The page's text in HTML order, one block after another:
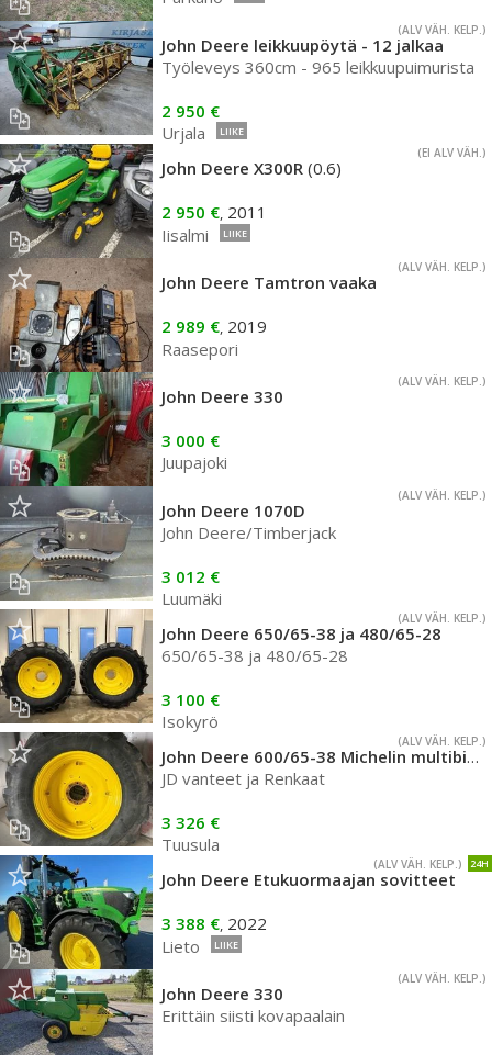
(ALV VÄH. KELP.)
John Deere leikkuupöytä - 12 jalkaa
Työleveys 360cm - 965 leikkuupuimurista
2 950 €
Urjala
LIIKE
(EI ALV VÄH.)
John Deere X300R (0.6)
2 950 €, 2011
Iisalmi
LIIKE
(ALV VÄH. KELP.)
John Deere Tamtron vaaka
2 989 €, 2019
Raasepori
(ALV VÄH. KELP.)
John Deere 330
3 000 €
Juupajoki
(ALV VÄH. KELP.)
John Deere 1070D
John Deere/Timberjack
3 012 €
Luumäki
(ALV VÄH. KELP.)
John Deere 650/65-38 ja 480/65-28
650/65-38 ja 480/65-28
3 100 €
Isokyrö
(ALV VÄH. KELP.)
John Deere 600/65-38 Michelin multibib 80% ja JD alkuperäis vanteet
JD vanteet ja Renkaat
3 326 €
Tuusula
24H
(ALV VÄH. KELP.)
John Deere Etukuormaajan sovitteet
3 388 €, 2022
Lieto
LIIKE
(ALV VÄH. KELP.)
John Deere 330
Erittäin siisti kovapaalain